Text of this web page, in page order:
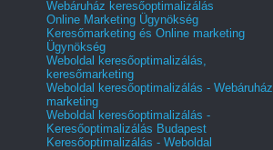
Webáruház keresőoptimalizálás
Online Marketing Ügynökség
Keresőmarketing és Online marketing
Ügynökség
Weboldal keresőoptimalizálás,
keresőmarketing
Weboldal keresőoptimalizálás - Webáruház
marketing
Weboldal keresőoptimalizálás -
Keresőoptimalizálás Budapest
Keresőoptimalizálás - Weboldal